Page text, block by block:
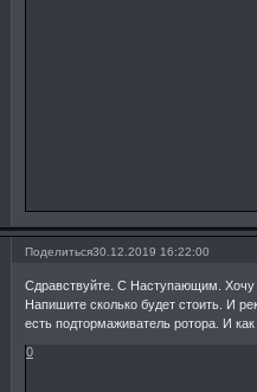
Поделиться30.12.2019 16:22:00
Сдравствуйте. С Наступающим.
Напишите сколько будет стоить. И
есть подтормаживатель ротора. И
0